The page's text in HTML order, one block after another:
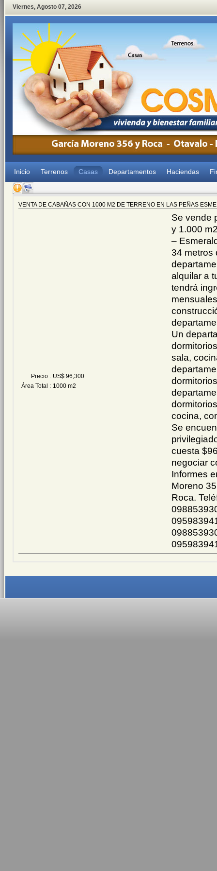
Viernes, Agosto 07, 2026
Inicio Terrenos Casas Departamentos Haciendas
VENTA DE CABAÑAS CON 1000 M2 DE TERRENO EN LAS PEÑAS
Precio : US$ 96,300
Área Total : 1000 m2
Se vende
y 1.000
–
34 metros
alquilar a
tendrá
Un
sala,
cocina,
Se
cuesta
negociar
Informes
Moreno
Roca.